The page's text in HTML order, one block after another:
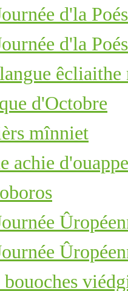
d'la
d'la
êcliaithe
d'Octobre
mînniet
achie
bouoches